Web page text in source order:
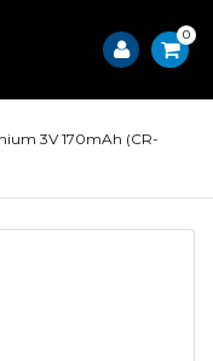
0
3V 170mAh (CR-